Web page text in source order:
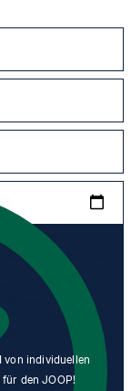
Tracking-Daten des
Rahmen des
zu. Erhoben werden
Kategorie des
und wann ich auf
auch Käufe, die ich im
ich mich damit
von individuellen
den JOOP!